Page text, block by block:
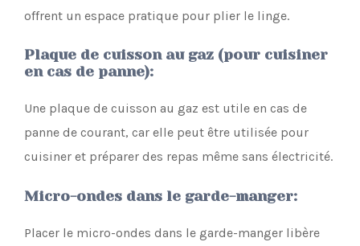
offrent un espace pratique pour plier le linge.
Plaque de cuisson au gaz (pour cuisiner
en cas de panne):
Une plaque de cuisson au gaz est utile en cas de
panne de courant, car elle peut être utilisée pour
cuisiner et préparer des repas même sans électricité.
Micro-ondes dans le garde-manger:
Placer le micro-ondes dans le garde-manger libère